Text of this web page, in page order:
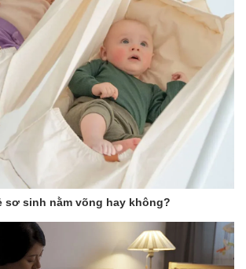
sơ sinh nằm võng hay không?